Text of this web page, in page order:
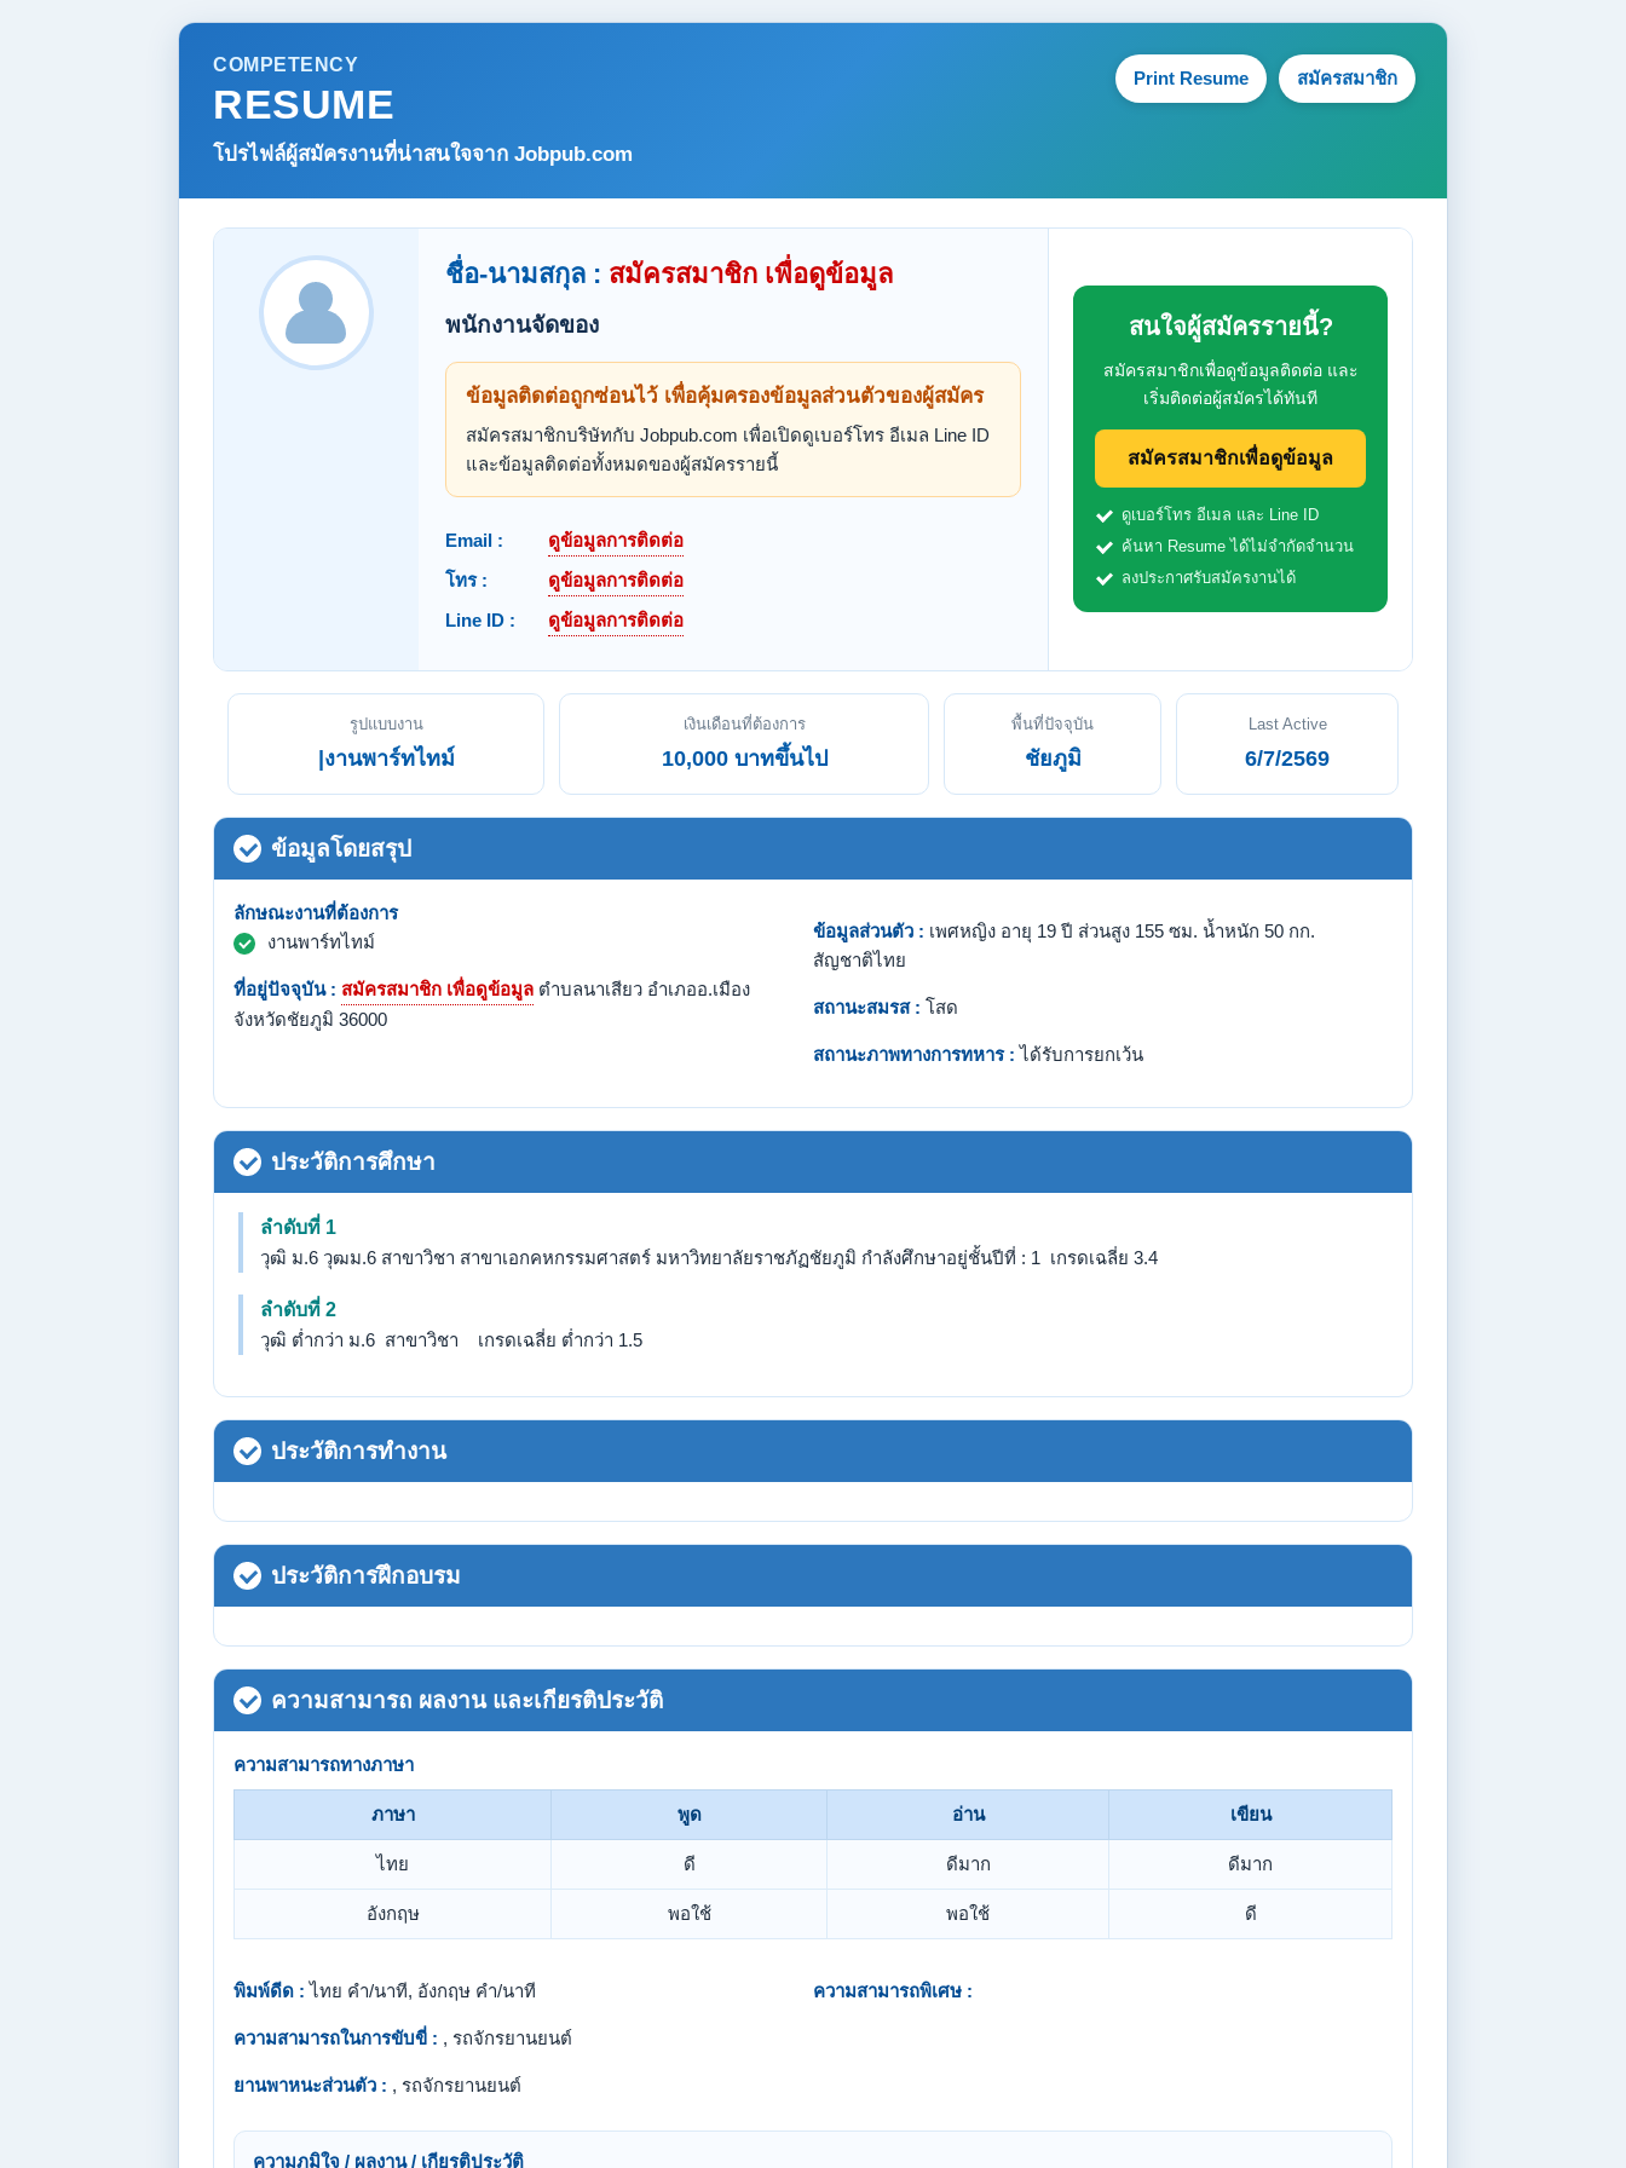
COMPETENCY
RESUME
โปรไฟล์ผู้สมัครงานที่น่าสนใจจาก Jobpub.com
Print Resume สมัครสมาชิก
ชื่อ-นามสกุล : สมัครสมาชิก เพื่อดูข้อมูล
พนักงานจัดของ
ข้อมูลติดต่อถูกซ่อนไว้ เพื่อคุ้มครองข้อมูลส่วนตัวของผู้สมัคร
สมัครสมาชิกบริษัทกับ Jobpub.com เพื่อเปิดดูเบอร์โทร อีเมล Line ID
และข้อมูลติดต่อทั้งหมดของผู้สมัครรายนี้
Email :
ดูข้อมูลการติดต่อ
โทร :
ดูข้อมูลการติดต่อ
Line ID :
ดูข้อมูลการติดต่อ
สนใจผู้สมัครรายนี้?
สมัครสมาชิกเพื่อดูข้อมูลติดต่อ และ
เริ่มติดต่อผู้สมัครได้ทันที
สมัครสมาชิกเพื่อดูข้อมูล
ดูเบอร์โทร อีเมล และ Line ID
ค้นหา Resume ได้ไม่จำกัดจำนวน
ลงประกาศรับสมัครงานได้
รูปแบบงาน
|งานพาร์ทไทม์
เงินเดือนที่ต้องการ
10,000 บาทขึ้นไป
พื้นที่ปัจจุบัน
ชัยภูมิ
Last Active
6/7/2569
ข้อมูลโดยสรุป
ลักษณะงานที่ต้องการ
งานพาร์ทไทม์
ที่อยู่ปัจจุบัน : สมัครสมาชิก เพื่อดูข้อมูล ตำบลนาเสียว อำเภออ.เมือง
จังหวัดชัยภูมิ 36000
ข้อมูลส่วนตัว : เพศหญิง อายุ 19 ปี ส่วนสูง 155 ซม. น้ำหนัก 50 กก.
สัญชาติไทย
สถานะสมรส : โสด
สถานะภาพทางการทหาร : ได้รับการยกเว้น
ประวัติการศึกษา
ลำดับที่ 1
วุฒิ ม.6 วุฒม.6 สาขาวิชา สาขาเอกคหกรรมศาสตร์ มหาวิทยาลัยราชภัฏชัยภูมิ กำลังศึกษาอยู่ชั้นปีที่ : 1 เกรดเฉลี่ย 3.4
ลำดับที่ 2
วุฒิ ต่ำกว่า ม.6 สาขาวิชา เกรดเฉลี่ย ต่ำกว่า 1.5
ประวัติการทำงาน
ประวัติการฝึกอบรม
ความสามารถ ผลงาน และเกียรติประวัติ
ความสามารถทางภาษา
ภาษา พูด อ่าน เขียน
ไทย ดี ดีมาก ดีมาก
อังกฤษ พอใช้ พอใช้ ดี
พิมพ์ดีด : ไทย คำ/นาที, อังกฤษ คำ/นาที
ความสามารถในการขับขี่ : , รถจักรยานยนต์
ยานพาหนะส่วนตัว : , รถจักรยานยนต์
ความสามารถพิเศษ :
ความภูมิใจ / ผลงาน / เกียรติประวัติ